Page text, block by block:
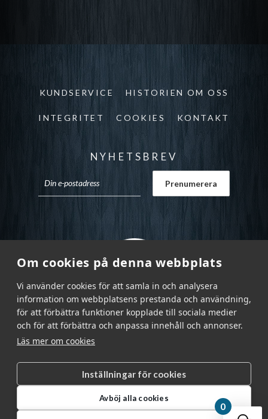
Om cookies på denna webbplats
Vi använder cookies för att samla in och analysera
information om webbplatsens prestanda och användning,
för att förbättra funktioner kopplade till sociala medier
och för att förbättra och anpassa innehåll och annonser.
Läs mer om cookies
Inställningar för cookies
Avböj alla cookies
KUNDSERVICE HISTORIEN OM OSS
INTEGRITET COOKIES KONTAKT
NYHETSBREV
Garnr Sverige AB © 2026 |
info@garnr.se
|
031 - 92 94 92
0